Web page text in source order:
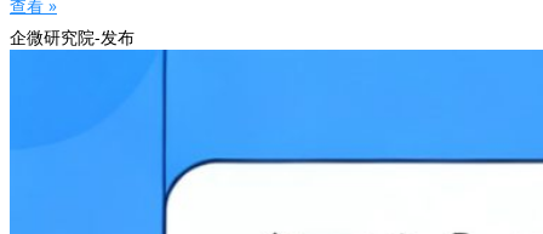
查看 »
企微研究院-发布